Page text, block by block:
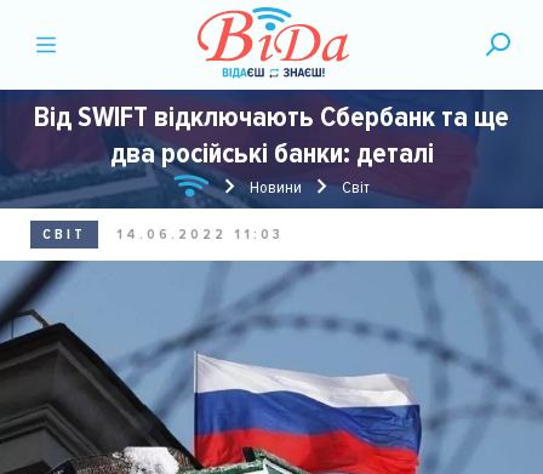
Від SWIFT відключають Сбербанк та ще
два російські банки: деталі
Новини Світ
СВІТ 14.06.2022 11:03